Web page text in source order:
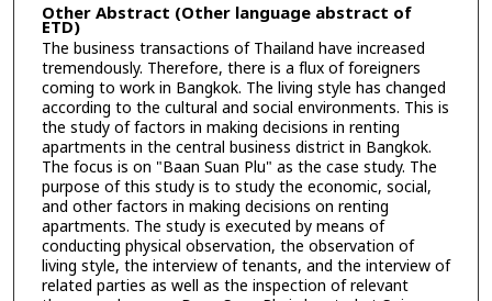
Other Abstract (Other language abstract of
ETD)
The business transactions of Thailand have increased
tremendously. Therefore, there is a flux of foreigners
coming to work in Bangkok. The living style has changed
according to the cultural and social environments. This is
the study of factors in making decisions in renting
apartments in the central business district in Bangkok.
The focus is on "Baan Suan Plu" as the case study. The
purpose of this study is to study the economic, social,
and other factors in making decisions on renting
apartments. The study is executed by means of
conducting physical observation, the observation of
living style, the interview of tenants, and the interview of
related parties as well as the inspection of relevant